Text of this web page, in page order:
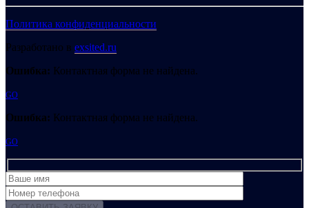
Политика конфиденциальности
Разработано в exsited.ru
Ошибка: Контактная форма не найдена.
GO
Ошибка: Контактная форма не найдена.
GO